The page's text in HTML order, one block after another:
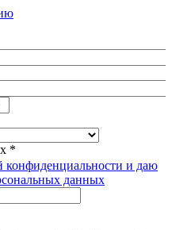
*
конфиденциальности и даю
данных